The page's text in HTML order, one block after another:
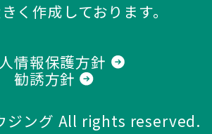
く作成しております。
情報保護方針
勧誘方針
ジング All rights reserved.